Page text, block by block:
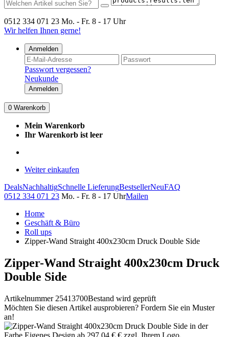
0512 334 071 23 Mo. - Fr. 8 - 17 Uhr
Wir helfen Ihnen gerne!
Anmelden
Passwort vergessen?
Neukunde
Anmelden
0 Warenkorb
Mein Warenkorb
Ihr Warenkorb ist leer
Weiter einkaufen
DealsNachhaltigSchnelle LieferungBestsellerNeuFAQ
0512 334 071 23 Mo. - Fr. 8 - 17 UhrMailen
Home
Geschäft & Büro
Roll ups
Zipper-Wand Straight 400x230cm Druck Double Side
Zipper-Wand Straight 400x230cm Druck
Double Side
Artikelnummer 25413700Bestand wird geprüft
Möchten Sie diesen Artikel ausprobieren? Fordern Sie ein Muster
an!